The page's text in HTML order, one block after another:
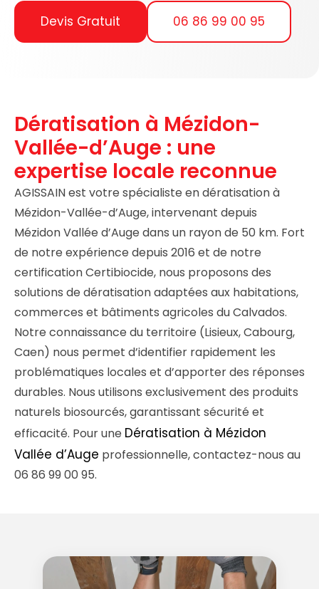
Devis Gratuit 06 86 99 00 95
Dératisation à Mézidon-
Vallée-d’Auge : une
expertise locale reconnue
AGISSAIN est votre spécialiste en dératisation à
Mézidon-Vallée-d’Auge, intervenant depuis
Mézidon Vallée d’Auge dans un rayon de 50 km. Fort
de notre expérience depuis 2016 et de notre
certification Certibiocide, nous proposons des
solutions de dératisation adaptées aux habitations,
commerces et bâtiments agricoles du Calvados.
Notre connaissance du territoire (Lisieux, Cabourg,
Caen) nous permet d’identifier rapidement les
problématiques locales et d’apporter des réponses
durables. Nous utilisons exclusivement des produits
naturels biosourcés, garantissant sécurité et
efficacité. Pour une Dératisation à Mézidon
Vallée d’Auge professionnelle, contactez-nous au
06 86 99 00 95.